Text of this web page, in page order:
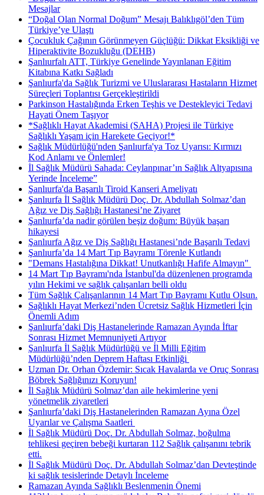
Mesajlar
“Doğal Olan Normal Doğum” Mesajı Balıklıgöl’den Tüm
Türkiye’ye Ulaştı
Çocukluk Çağının Görünmeyen Güçlüğü: Dikkat Eksikliği ve
Hiperaktivite Bozukluğu (DEHB)
Şanlıurfalı ATT, Türkiye Genelinde Yayınlanan Eğitim
Kitabına Katkı Sağladı
Şanlıurfa'da Sağlık Turizmi ve Uluslararası Hastaların Hizmet
Süreçleri Toplantısı Gerçekleştirildi
Parkinson Hastalığında Erken Teşhis ve Destekleyici Tedavi
Hayati Önem Taşıyor
*Sağlıklı Hayat Akademisi (SAHA) Projesi ile Türkiye
Sağlıklı Yaşam için Harekete Geçiyor!*
Sağlık Müdürlüğü'nden Şanlıurfa'ya Toz Uyarısı: Kırmızı
Kod Anlamı ve Önlemler!
İl Sağlık Müdürü Sahada: Ceylanpınar’ın Sağlık Altyapısına
Yerinde İnceleme”
Şanlıurfa'da Başarılı Tiroid Kanseri Ameliyatı
Şanlıurfa İl Sağlık Müdürü Doç. Dr. Abdullah Solmaz’dan
Ağız ve Diş Sağlığı Hastanesi’ne Ziyaret
Şanlıurfa’da nadir görülen beşiz doğum: Büyük başarı
hikayesi
Şanlıurfa Ağız ve Diş Sağlığı Hastanesi’nde Başarılı Tedavi
Şanlıurfa’da 14 Mart Tıp Bayramı Törenle Kutlandı
"Demans Hastalığına Dikkat! Unutkanlığı Hafife Almayın" ​
14 Mart Tıp Bayramı'nda İstanbul'da düzenlenen programda
yılın Hekimi ve sağlık çalışanları belli oldu
Tüm Sağlık Çalışanlarının 14 Mart Tıp Bayramı Kutlu Olsun.
Sağlıklı Hayat Merkezi’nden Ücretsiz Sağlık Hizmetleri İçin
Önemli Adım
Şanlıurfa’daki Diş Hastanelerinde Ramazan Ayında İftar
Sonrası Hizmet Memnuniyeti Artıyor
Şanlıurfa İl Sağlık Müdürlüğü ve İl Milli Eğitim
Müdürlüğü’nden Deprem Haftası Etkinliği ​
Uzman Dr. Orhan Özdemir: Sıcak Havalarda ve Oruç Sonrası
Böbrek Sağlığınızı Koruyun!
İl Sağlık Müdürü Solmaz’dan aile hekimlerine yeni
yönetmelik ziyaretleri
Şanlıurfa’daki Diş Hastanelerinden Ramazan Ayına Özel
Uyarılar ve Çalışma Saatleri ​
İl Sağlık Müdürü Doç. Dr. Abdullah Solmaz, boğulma
tehlikesi geçiren bebeği kurtaran 112 Sağlık çalışanını tebrik
etti.
İl Sağlık Müdürü Doç. Dr. Abdullah Solmaz’dan Devteştinde
ki sağlık tesislerinde Detaylı İnceleme
Ramazan Ayında Sağlıklı Beslenmenin Önemi